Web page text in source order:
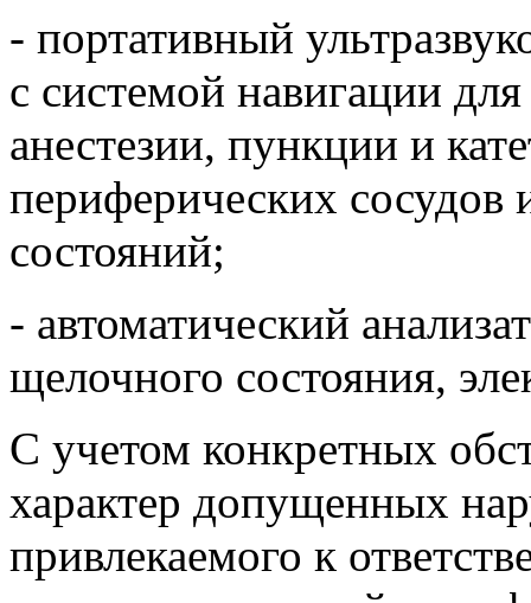
- портативный
с системой навигации
анестезии, пункции и
периферических сосудов
состояний;
- автоматический
щелочного состояния,
С учетом конкретных
характер допущенных
привлекаемого к